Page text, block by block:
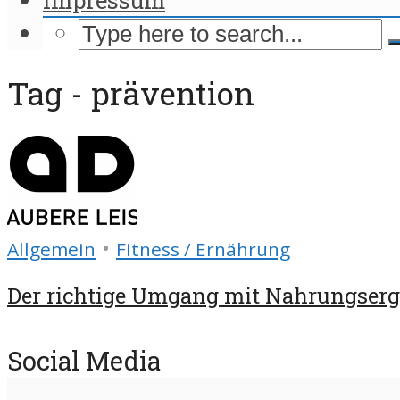
Tag - prävention
Allgemein • Fitness / Ernährung
Der richtige Umgang mit
Social Media